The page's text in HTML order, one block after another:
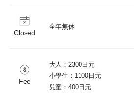
Closed
全年無休
Fee
大人：2300日元
小學生：1100日元
兒童：400日元